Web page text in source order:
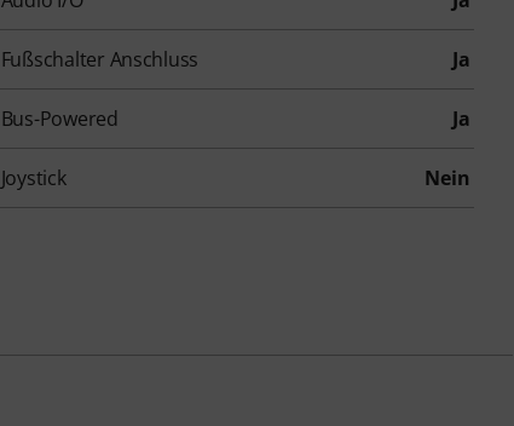
Fußschalter Anschluss Ja
Bus-Powered Ja
Joystick Nein